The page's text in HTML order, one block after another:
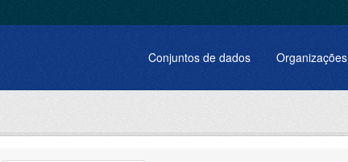
Conjuntos de dados Organizações